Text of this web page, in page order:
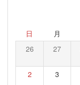
日 月
26 27
2 3